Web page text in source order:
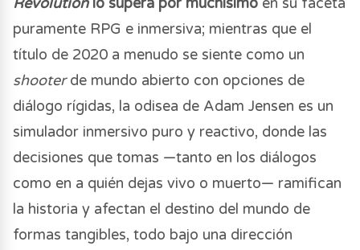
puramente RPG e inmersiva; mientras que el
título de 2020 a menudo se siente como un
shooterde mundo abierto con opciones de
diálogo rígidas, la odisea de Adam Jensen es un
simulador inmersivo puro y reactivo, donde las
decisiones que tomas —tanto en los diálogos
como en a quién dejas vivo o muerto— ramifican
la historia y afectan el destino del mundo de
formas tangibles, todo bajo una dirección